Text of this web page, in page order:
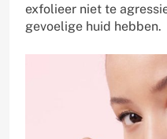
exfolieer niet te
gevoelige huid hebben.